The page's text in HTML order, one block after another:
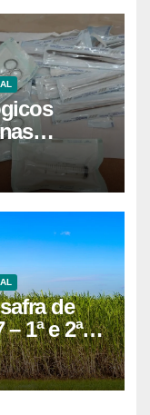
de
1ª e 2ª